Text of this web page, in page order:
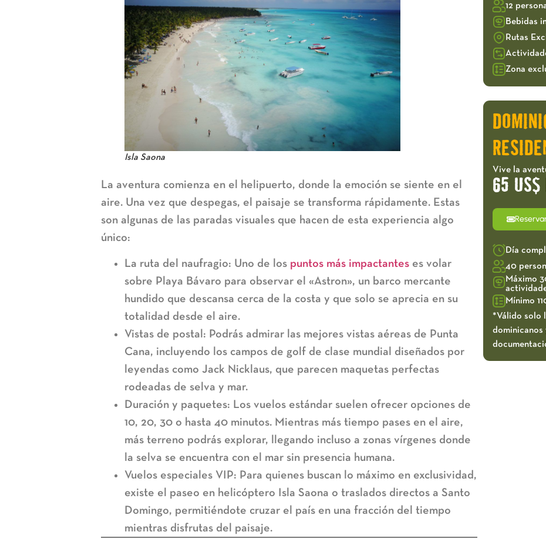
Isla Saona
La aventura comienza en el helipuerto, donde la emoción se siente en el
aire. Una vez que despegas, el paisaje se transforma rápidamente. Estas
son algunas de las paradas visuales que hacen de esta experiencia algo
único:
La ruta del naufragio: Uno de los puntos más impactanteses volar
sobre Playa Bávaro para observar el «Astron», un barco mercante
hundido que descansa cerca de la costa y que solo se aprecia en su
totalidad desde el aire.
Vistas de postal: Podrás admirar las mejores vistas aéreas de Punta
Cana, incluyendo los campos de golf de clase mundial diseñados por
leyendas como Jack Nicklaus, que parecen maquetas perfectas
rodeadas de selva y mar.
Duración y paquetes: Los vuelos estándar suelen ofrecer opciones de
10, 20, 30 o hasta 40 minutos. Mientras más tiempo pases en el aire,
más terreno podrás explorar, llegando incluso a zonas vírgenes donde
la selva se encuentra con el mar sin presencia humana.
Vuelos especiales VIP: Para quienes buscan lo máximo en exclusividad,
existe el paseo en helicóptero Isla Saona o traslados directos a Santo
Domingo, permitiéndote cruzar el país en una fracción del tiempo
mientras disfrutas del paisaje.
12
Bebidas
Rutas
Zona
Vive la
65 US$
Día
40
Máximo
Mínimo
*Válido solo
dominicanos